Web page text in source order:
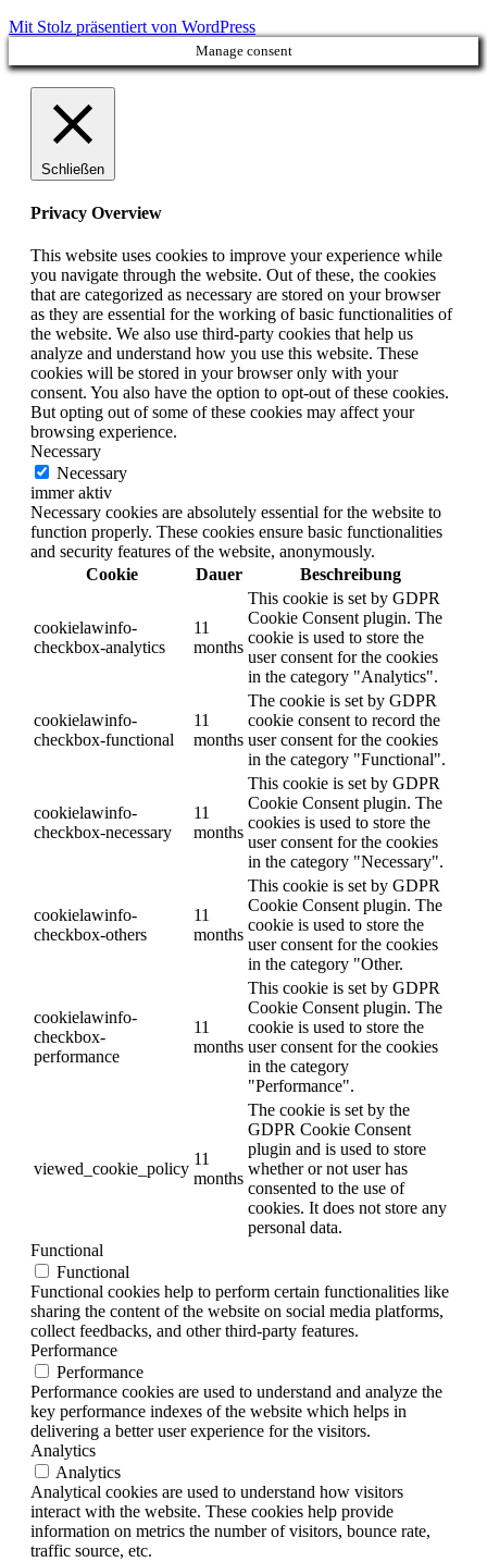
Mit Stolz präsentiert von WordPress
Manage consent
Schließen
Privacy Overview
This website uses cookies to improve your experience while
you navigate through the website. Out of these, the cookies
that are categorized as necessary are stored on your browser
as they are essential for the working of basic functionalities of
the website. We also use third-party cookies that help us
analyze and understand how you use this website. These
cookies will be stored in your browser only with your
consent. You also have the option to opt-out of these cookies.
But opting out of some of these cookies may affect your
browsing experience.
Necessary
Necessary
immer aktiv
Necessary cookies are absolutely essential for the website to
function properly. These cookies ensure basic functionalities
and security features of the website, anonymously.
Cookie
Dauer Beschreibung
cookielawinfo-
checkbox-analytics
11
months
This cookie is set by GDPR
Cookie Consent plugin. The
cookie is used to store the
user consent for the cookies
in the category "Analytics".
cookielawinfo-
checkbox-functional
11
months
The cookie is set by GDPR
cookie consent to record the
user consent for the cookies
in the category "Functional".
cookielawinfo-
checkbox-necessary
11
months
This cookie is set by GDPR
Cookie Consent plugin. The
cookies is used to store the
user consent for the cookies
in the category "Necessary".
cookielawinfo-
checkbox-others
11
months
This cookie is set by GDPR
Cookie Consent plugin. The
cookie is used to store the
user consent for the cookies
in the category "Other.
cookielawinfo-
checkbox-
performance
11
months
This cookie is set by GDPR
Cookie Consent plugin. The
cookie is used to store the
user consent for the cookies
in the category
"Performance".
viewed_cookie_policy
11
months
The cookie is set by the
GDPR Cookie Consent
plugin and is used to store
whether or not user has
consented to the use of
cookies. It does not store any
personal data.
Functional
Functional
Functional cookies help to perform certain functionalities like
sharing the content of the website on social media platforms,
collect feedbacks, and other third-party features.
Performance
Performance
Performance cookies are used to understand and analyze the
key performance indexes of the website which helps in
delivering a better user experience for the visitors.
Analytics
Analytics
Analytical cookies are used to understand how visitors
interact with the website. These cookies help provide
information on metrics the number of visitors, bounce rate,
traffic source, etc.